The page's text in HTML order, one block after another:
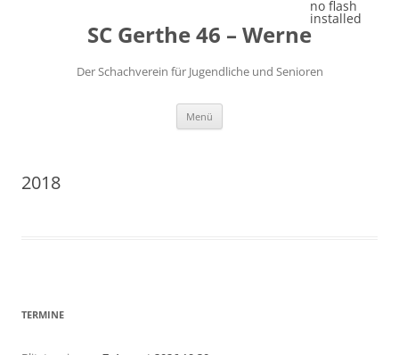
SC Gerthe 46 – Werne
Der Schachverein für Jugendliche und Senioren
Menü
2018
TERMINE
no flash
installed